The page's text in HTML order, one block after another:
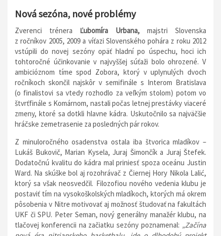
Nová sezóna, nové problémy
Zverenci trénera Ľubomíra Urbana, majstri Slovenska
z ročníkov 2005, 2009 a víťazi Slovenského pohára z roku 2012
vstúpili do novej sezóny opäť hladní po úspechu, hoci ich
tohtoročné účinkovanie v najvyššej súťaži bolo ohrozené. V
ambicióznom tíme spod Zobora, ktorý v uplynulých dvoch
ročníkoch skončil najskôr v semifinále s Interom Bratislava
(o finalistovi sa vtedy rozhodlo za veľkým stolom) potom vo
štvrťfinále s Komárnom, nastali počas letnej prestávky viaceré
zmeny, ktoré sa dotkli hlavne kádra. Uskutočnilo sa najväčšie
hráčske zemetrasenie za posledných pár rokov.
Z minuloročného osadenstva ostala iba štvorica mladíkov –
Lukáš Bukovič, Marian Kysela, Juraj Šimončík a Juraj Štefek.
Dodatočnú kvalitu do kádra mal priniesť spoza oceánu Justin
Ward. Na skúške bol aj rozohrávač z Čiernej Hory Nikola Lalić,
ktorý sa však neosvedčil. Filozofiou nového vedenia klubu je
postaviť tím na vysokoškolských mladíkoch, ktorých má okrem
pôsobenia v Nitre motivovať aj možnosť študovať na fakultách
UKF či SPU. Peter Seman, nový generálny manažér klubu, na
tlačovej konferencii na začiatku sezóny poznamenal: „Začína